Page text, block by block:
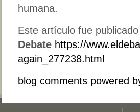
humana.
Este artículo fue
Debate https://
again_277238.html
blog comments powered